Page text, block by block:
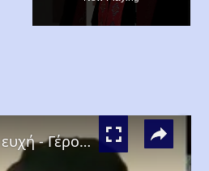
Να λέτε την ευχή - Γέροντας Εφραίμ Αριζόνας (Γέρων Εφραίμ Φιλοθεΐτης)